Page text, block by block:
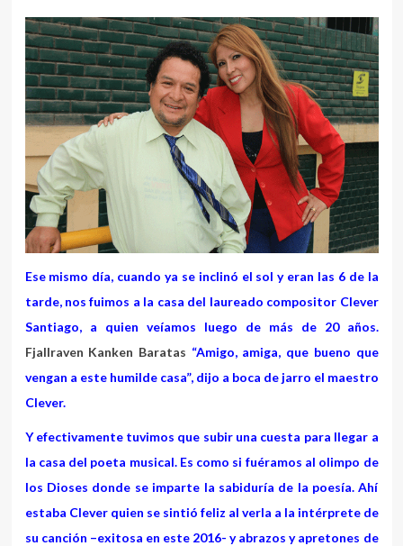
Ese mismo día, cuando ya se inclinó el sol y eran las 6 de la
tarde, nos fuimos a la casa del laureado compositor Clever
Santiago, a quien veíamos luego de más de 20 años.
Fjallraven Kanken Baratas “Amigo, amiga, que bueno que
vengan a este humilde casa”, dijo a boca de jarro el maestro
Clever.
Y efectivamente tuvimos que subir una cuesta para llegar a
la casa del poeta musical. Es como si fuéramos al olimpo de
los Dioses donde se imparte la sabiduría de la poesía. Ahí
estaba Clever quien se sintió feliz al verla a la intérprete de
su canción –exitosa en este 2016- y abrazos y apretones de